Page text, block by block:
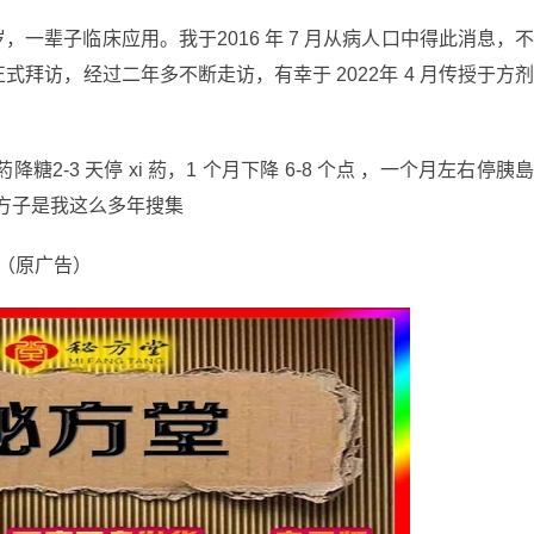
一辈子临床应用。我于2016 年 7 月从病人口中得此消息，不
拜访，经过二年多不断走访，有幸于 2022年 4 月传授于方剂
降糖2-3 天停 xi 葯，1 个月下降 6-8 个点 ，一个月左右停胰島
子是我这么多年搜集
原广告）